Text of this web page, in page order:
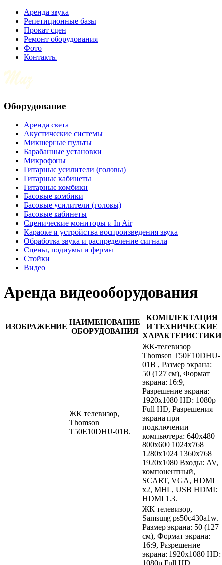
Аренда звука
Репетиционные базы
Прокат сцен
Ремонт оборудования
Фото
Контакты
Оборудование
Аренда света
Акустические системы
Микшерные пульты
Барабанные установки
Микрофоны
Гитарные усилители (головы)
Гитарные кабинеты
Гитарные комбики
Басовые комбики
Басовые усилители (головы)
Басовые кабинеты
Сценические мониторы и In Air
Караоке и устройства воспроизведения звука
Обработка звука и распределение сигнала
Сцены, подиумы и фермы
Стойки
Видео
Аренда видеооборудования
ИЗОБРАЖЕНИЕ
НАИМЕНОВАНИЕ
ОБОРУДОВАНИЯ
КОМПЛЕКТАЦИЯ
И ТЕХНИЧЕСКИЕ
ХАРАКТЕРИСТИКИ
ЖК телевизор,
Thomson
T50E10DHU-01B.
ЖК-телевизор
Thomson T50E10DHU-
01B , Размер экрана:
50 (127 см), Формат
экрана: 16:9,
Разрешение экрана:
1920x1080 HD: 1080p
Full HD, Разрешения
экрана при
подключении
компьютера: 640x480
800x600 1024x768
1280x1024 1360x768
1920x1080 Входы: AV,
компонентный,
SCART, VGA, HDMI
x2, MHL, USB HDMI:
HDMI 1.3.
ЖК телевизор,
Samsung ps50c430a1w.
Размер экрана: 50 (127
см), Формат экрана:
16:9, Разрешение
экрана: 1920x1080 HD:
1080p Full HD,